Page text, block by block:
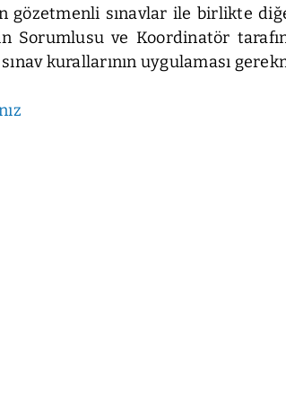
gözetmenli sınavlar ile birlikte
Sorumlusu ve Koordinatör
kurallarının uygulaması